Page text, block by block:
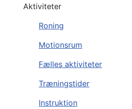
Aktiviteter
Roning
Motionsrum
Fælles aktiviteter
Træningstider
Instruktion